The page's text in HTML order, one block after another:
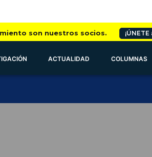
son nuestros socios.
ACTUALIDAD COLUMNAS